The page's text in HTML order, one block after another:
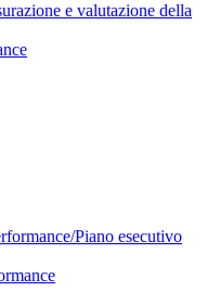
e valutazione della
Piano esecutivo